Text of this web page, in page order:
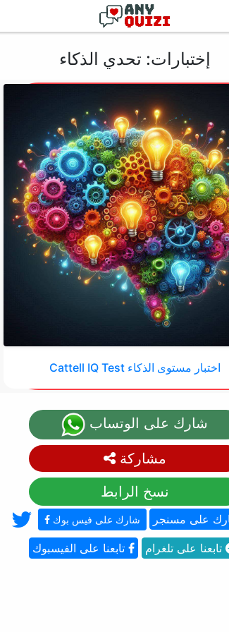
إختبارات: تحدي الذكاء
اختبار مستوى الذكاء Cattell IQ Test
شارك على الوتساب
مشاركة
نسخ الرابط
شارك على فيس بوك على مسنجر
تابعنا على الفيسبوك تابعنا على تلغرام